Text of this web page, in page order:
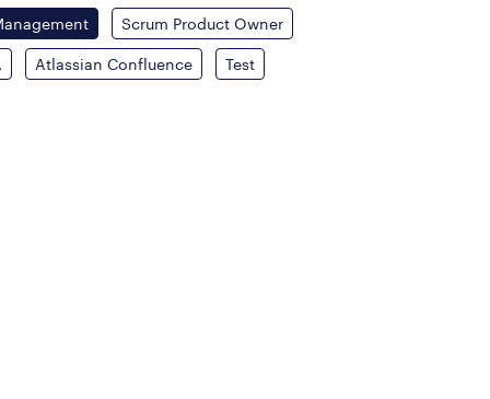
Scrum Product Owner
Atlassian Confluence Test